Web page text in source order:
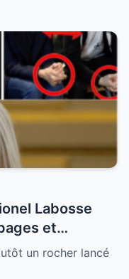
Labosse
et
le plus grand
un rocher lancé